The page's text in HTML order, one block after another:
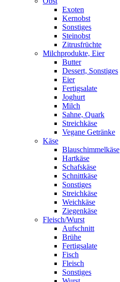
Exoten
Kernobst
Sonstiges
Steinobst
Zitrusfrüchte
Milchprodukte, Eier
Butter
Dessert, Sonstiges
Eier
Fertigsalate
Joghurt
Milch
Sahne, Quark
Streichkäse
Vegane Getränke
Käse
Blauschimmelkäse
Hartkäse
Schafskäse
Schnittkäse
Sonstiges
Streichkäse
Weichkäse
Ziegenkäse
Fleisch/Wurst
Aufschnitt
Brühe
Fertigsalate
Fisch
Fleisch
Sonstiges